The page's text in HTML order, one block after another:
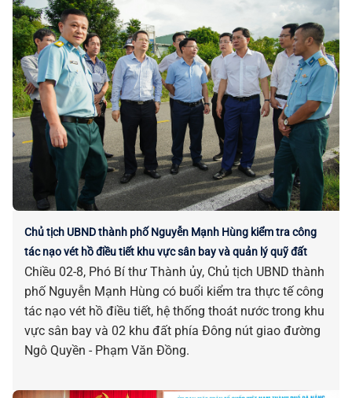
Chủ tịch UBND thành phố Nguyễn Mạnh Hùng kiểm tra công
tác nạo vét hồ điều tiết khu vực sân bay và quản lý quỹ đất
Chiều 02-8, Phó Bí thư Thành ủy, Chủ tịch UBND thành
phố Nguyễn Mạnh Hùng có buổi kiểm tra thực tế công
tác nạo vét hồ điều tiết, hệ thống thoát nước trong khu
vực sân bay và 02 khu đất phía Đông nút giao đường
Ngô Quyền - Phạm Văn Đồng.